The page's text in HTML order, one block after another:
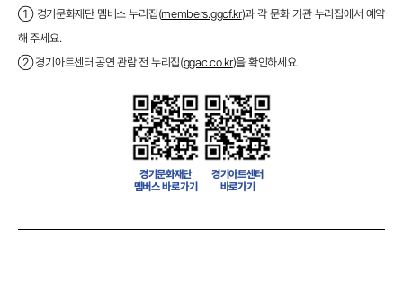
① 경기문화재단 멤버스 누리집(members.ggcf.kr)과 각 문화 기관 누리집에서 예약
해 주세요.
② 경기아트센터 공연 관람 전 누리집(ggac.co.kr)을 확인하세요.
경기문화재단
멤버스 바로가기
경기아트센터
바로가기